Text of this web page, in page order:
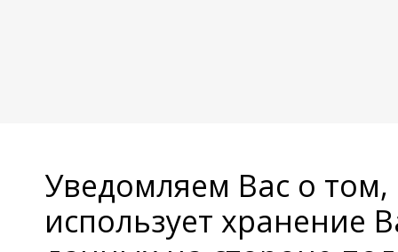
Уведомляем Вас о
использует хранение